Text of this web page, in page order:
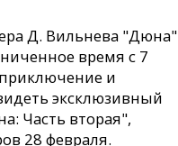
Д. Вильнева "Дюна"
время с 7
и
эксклюзивный
Часть вторая",
28 февраля.